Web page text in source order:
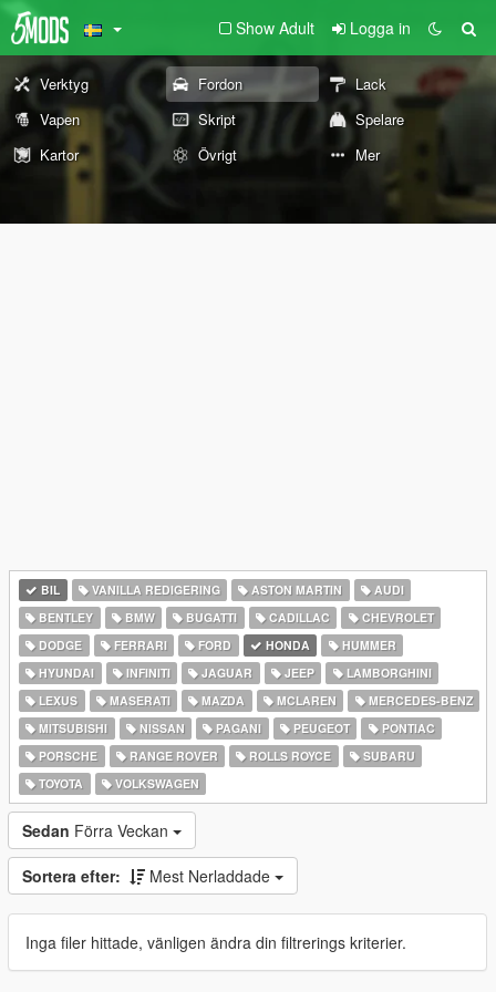
Show Adult Logga in
Verktyg Fordon
Lack
Vapen
Skript
Spelare
Kartor
Övrigt Mer
BIL VANILLA REDIGERING ASTON MARTIN
AUDI
BENTLEY
BMW BUGATTI CADILLAC
CHEVROLET
DODGE
FERRARI FORD HONDA
HUMMER
HYUNDAI
INFINITI JAGUAR JEEP
LAMBORGHINI
LEXUS
MASERATI MAZDA MCLAREN
MERCEDES-BENZ
MITSUBISHI
NISSAN PAGANI PEUGEOT
PONTIAC
PORSCHE
RANGE ROVER ROLLS ROYCE
SUBARU
TOYOTA
VOLKSWAGEN
Sedan Förra Veckan
Sortera efter: Mest Nerladdade
Inga filer hittade, vänligen ändra din filtrerings kriterier.